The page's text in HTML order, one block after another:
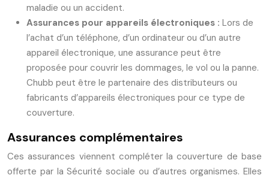
maladie ou un accident.
Assurances pour appareils électroniques : Lors de
l’achat d’un téléphone, d’un ordinateur ou d’un autre
appareil électronique, une assurance peut être
proposée pour couvrir les dommages, le vol ou la panne.
Chubb peut être le partenaire des distributeurs ou
fabricants d’appareils électroniques pour ce type de
couverture.
Assurances complémentaires
Ces assurances viennent compléter la couverture de base
offerte par la Sécurité sociale ou d’autres organismes. Elles